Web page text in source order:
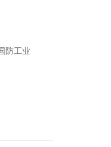
防工业